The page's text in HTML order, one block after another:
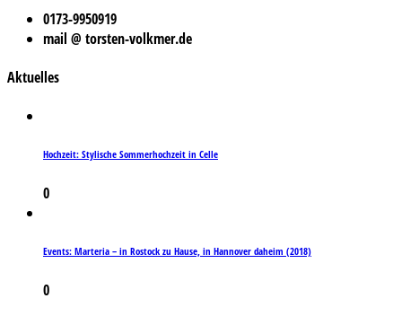
0173-9950919
mail @ torsten-volkmer.de
Aktuelles
Hochzeit: Stylische Sommerhochzeit in Celle
0
Events: Marteria – in Rostock zu Hause, in Hannover daheim (2018)
0